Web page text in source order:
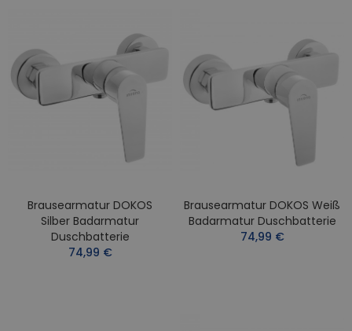
Brausearmatur DOKOS
Silber Badarmatur
Duschbatterie
74,99 €
Brausearmatur DOKOS Weiß
Badarmatur Duschbatterie
74,99 €